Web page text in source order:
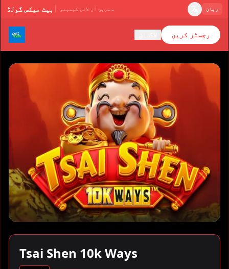
بیٹ میکس گولڈ پاکستان کا بہترین آن لائن کیسینو زبان
رجسٹر کریں
▶
Tsai Shen 10k Ways